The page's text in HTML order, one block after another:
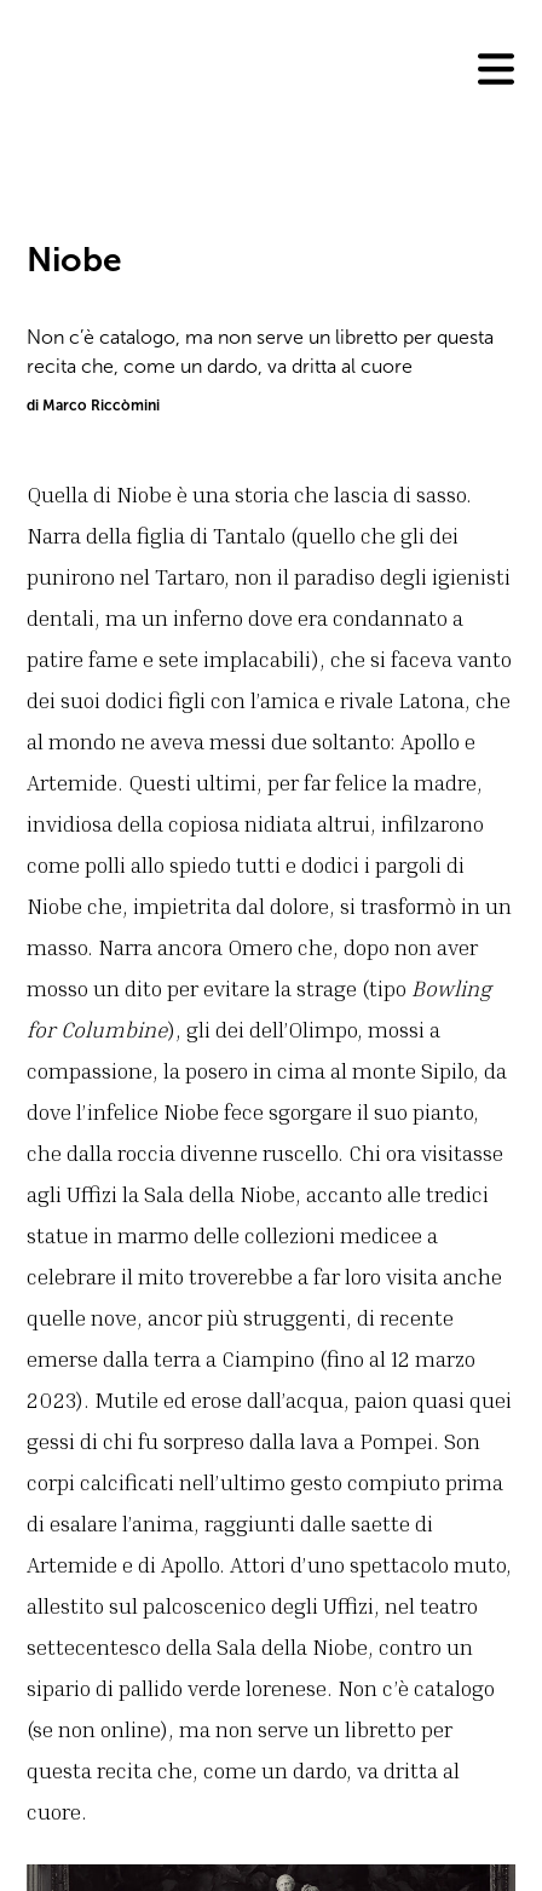
Niobe
Non c’è catalogo, ma non serve un libretto per questa
recita che, come un dardo, va dritta al cuore
di Marco Riccòmini
Quella di Niobe è una storia che lascia di sasso.
Narra della figlia di Tantalo (quello che gli dei
punirono nel Tartaro, non il paradiso degli igienisti
dentali, ma un inferno dove era condannato a
patire fame e sete implacabili), che si faceva vanto
dei suoi dodici figli con l’amica e rivale Latona, che
al mondo ne aveva messi due soltanto: Apollo e
Artemide. Questi ultimi, per far felice la madre,
invidiosa della copiosa nidiata altrui, infilzarono
come polli allo spiedo tutti e dodici i pargoli di
Niobe che, impietrita dal dolore, si trasformò in un
masso. Narra ancora Omero che, dopo non aver
mosso un dito per evitare la strage (tipo Bowling
for Columbine), gli dei dell’Olimpo, mossi a
compassione, la posero in cima al monte Sipilo, da
dove l’infelice Niobe fece sgorgare il suo pianto,
che dalla roccia divenne ruscello. Chi ora visitasse
agli Uffizi la Sala della Niobe, accanto alle tredici
statue in marmo delle collezioni medicee a
celebrare il mito troverebbe a far loro visita anche
quelle nove, ancor più struggenti, di recente
emerse dalla terra a Ciampino (fino al 12 marzo
2023). Mutile ed erose dall’acqua, paion quasi quei
gessi di chi fu sorpreso dalla lava a Pompei. Son
corpi calcificati nell’ultimo gesto compiuto prima
di esalare l’anima, raggiunti dalle saette di
Artemide e di Apollo. Attori d’uno spettacolo muto,
allestito sul palcoscenico degli Uffizi, nel teatro
settecentesco della Sala della Niobe, contro un
sipario di pallido verde lorenese. Non c’è catalogo
(se non online), ma non serve un libretto per
questa recita che, come un dardo, va dritta al
cuore.